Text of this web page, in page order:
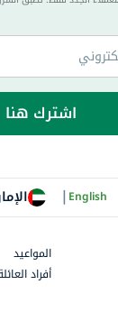
اشترك هنا
|English
المواعيد
أفراد